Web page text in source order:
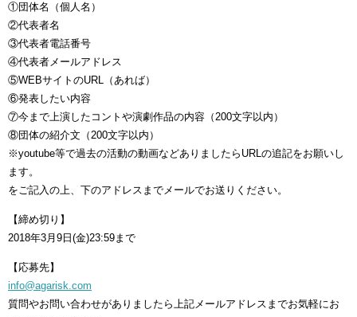
①団体名（個人名）
②代表者名
③代表者電話番号
④代表者メールアドレス
⑤WEBサイトのURL（あれば）
⑥発表したい内容
⑦今まで上演したコントや演劇作品の内容（200文字以内）
⑧団体の紹介文（200文字以内）
※youtube等で過去の活動の動画などありましたらURLの追記をお願いし
ます。
をご記入の上、下のアドレスまでメールでお送りください。
【締め切り】
2018年3月9日(金)23:59まで
【応募先】
info@agarisk.com
質問やお問い合わせがありましたら上記メールアドレスまでお気軽にお